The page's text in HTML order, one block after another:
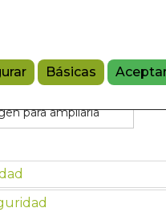
Básicas
para ampliarla